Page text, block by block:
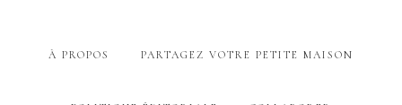
À PROPOS PARTAGEZ VOTRE PETITE MAISON